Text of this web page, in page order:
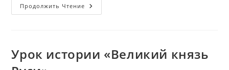
Продолжить Чтение Тематическая
Выставка
Рубежи»
Урок истории «Великий князь